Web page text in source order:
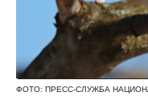
ФОТО: ПРЕСС-СЛУЖБА